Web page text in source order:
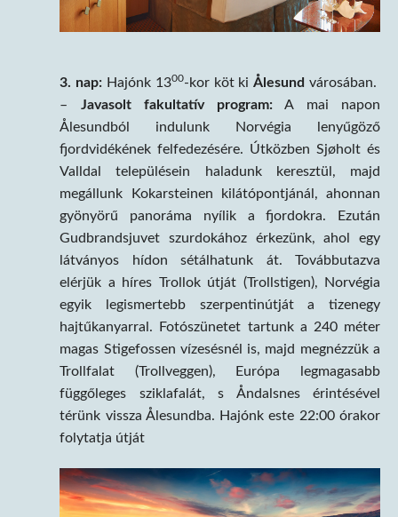
3. nap: Hajónk 1300-kor köt kiÅ lesundvárosában.
– Javasolt fakultatív program: A mai napon
Ålesundból indulunk Norvégia lenyűgöző
fjordvidékének felfedezésére. Útközben Sjøholt és
Valldal településein haladunk keresztül, majd
megállunk Kokarsteinen kilátópontjánál, ahonnan
gyönyörű panoráma nyílik a fjordokra. Ezután
Gudbrandsjuvet szurdokához érkezünk, ahol egy
látványos hídon sétálhatunk át. Továbbutazva
elérjük a híres Trollok útját (Trollstigen), Norvégia
egyik legismertebb szerpentinútját a tizenegy
hajtűkanyarral. Fotószünetet tartunk a 240 méter
magas Stigefossen vízesésnél is, majd megnézzük a
Trollfalat (Trollveggen), Európa legmagasabb
függőleges sziklafalát, s Åndalsnes érintésével
térünk vissza Ålesundba. Hajónk este 22:00 órakor
folytatja útját